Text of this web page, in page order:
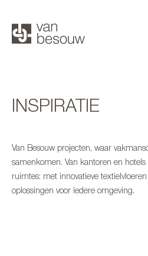
INSPIRATIE
Van Besouw projecten, waar
samenkomen. Van kantoren en
ruimtes: met innovatieve
oplossingen voor iedere omgeving.